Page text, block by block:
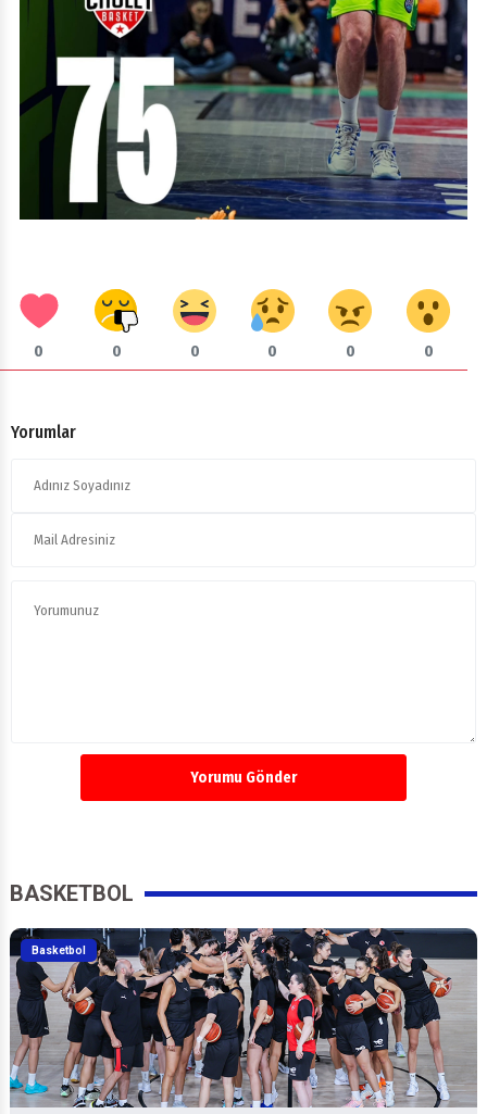
0 0 0 0 0 0
Yorumlar
Yorumu Gönder
BASKETBOL
Basketbol